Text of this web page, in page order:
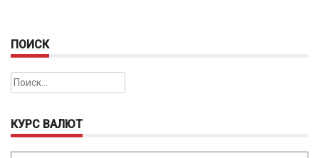
ПОИСК
Найти:
КУРС ВАЛЮТ